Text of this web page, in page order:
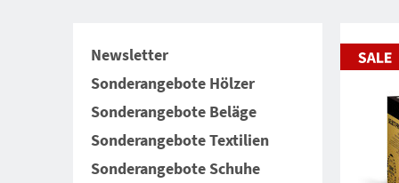
Newsletter
Sonderangebote Hölzer
Sonderangebote Beläge
Sonderangebote Textilien
Sonderangebote Schuhe